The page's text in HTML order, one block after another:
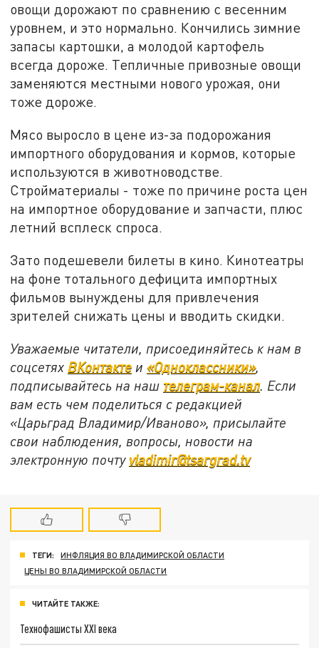
овощи дорожают по сравнению с весенним
уровнем, и это нормально. Кончились зимние
запасы картошки, а молодой картофель
всегда дороже. Тепличные привозные овощи
заменяются местными нового урожая, они
тоже дороже.
Мясо выросло в цене из-за подорожания
импортного оборудования и кормов, которые
используются в животноводстве.
Стройматериалы - тоже по причине роста цен
на импортное оборудование и запчасти, плюс
летний всплеск спроса.
Зато подешевели билеты в кино. Кинотеатры
на фоне тотального дефицита импортных
фильмов вынуждены для привлечения
зрителей снижать цены и вводить скидки.
Уважаемые читатели, присоединяйтесь к нам в
соцсетях ВКонтакте и«Одноклассники»,
подписывайтесь на наш телеграм-канал. Если
вам есть чем поделиться с редакцией
«Царьград Владимир/Иваново», присылайте
свои наблюдения, вопросы, новости на
электронную почту vladimir@tsargrad.tv
ТЕГИ:
ИНФЛЯЦИЯ ВО ВЛАДИМИРСКОЙ ОБЛАСТИ
ЦЕНЫ ВО ВЛАДИМИРСКОЙ ОБЛАСТИ
ЧИТАЙТЕ ТАКЖЕ:
Технофашисты XXI века